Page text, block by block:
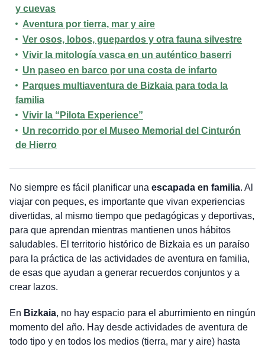
y cuevas
Aventura por tierra, mar y aire
Ver osos, lobos, guepardos y otra fauna silvestre
Vivir la mitología vasca en un auténtico baserri
Un paseo en barco por una costa de infarto
Parques multiaventura de Bizkaia para toda la
familia
Vivir la “Pilota Experience”
Un recorrido por el Museo Memorial del Cinturón
de Hierro
No siempre es fácil planificar una escapada en familia. Al
viajar con peques, es importante que vivan experiencias
divertidas, al mismo tiempo que pedagógicas y deportivas,
para que aprendan mientras mantienen unos hábitos
saludables. El territorio histórico de Bizkaia es un paraíso
para la práctica de las actividades de aventura en familia,
de esas que ayudan a generar recuerdos conjuntos y a
crear lazos.
En Bizkaia, no hay espacio para el aburrimiento en ningún
momento del año. Hay desde actividades de aventura de
todo tipo y en todos los medios (tierra, mar y aire) hasta